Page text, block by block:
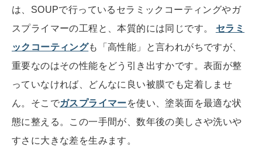
は、SOUPで行っているセラミックコーティングやガ
スプライマーの工程と、本質的には同じです。 セラミ
ックコーティングも「高性能」と言われがちですが、
重要なのはその性能をどう引き出すかです。表面が整
っていなければ、どんなに良い被膜でも定着しませ
ん。そこでガスプライマーを使い、塗装面を最適な状
態に整える。この一手間が、数年後の美しさや洗いや
すさに大きな差を生みます。